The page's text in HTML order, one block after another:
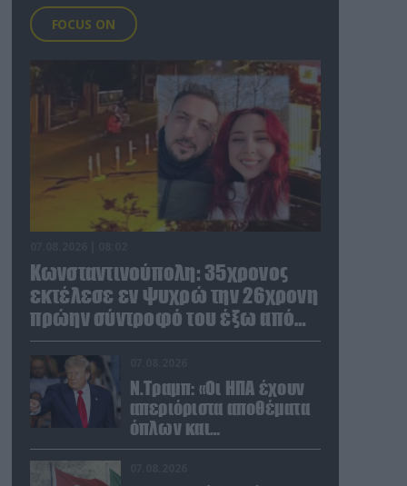
FOCUS ON
Κωνσταντινούπολη: 35χρονος
εκτέλεσε εν ψυχρώ την 26χρονη
πρώην σύντροφό του έξω από
φαρμακείο (βίντεο)
Ν.Τραμπ: «Οι ΗΠΑ έχουν
απεριόριστα αποθέματα
όπλων και
πυρομαχικών» (βίντεο)